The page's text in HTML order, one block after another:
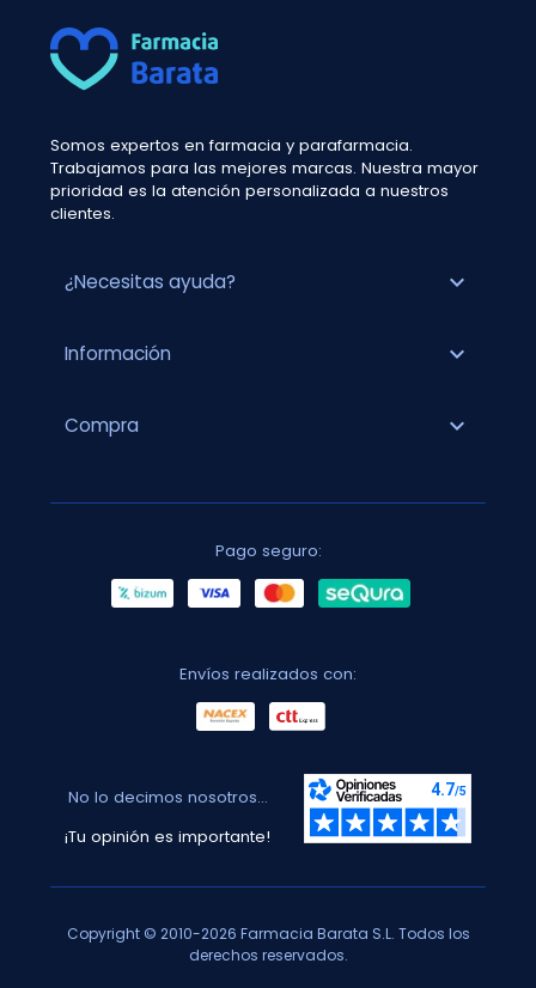
Somos expertos en farmacia y parafarmacia.
Trabajamos para las mejores marcas. Nuestra mayor
prioridad es la atención personalizada a nuestros
clientes.
¿Necesitas ayuda? expand_more
Información expand_more
Compra expand_more
Pago seguro:
Envíos realizados con:
No lo decimos nosotros...
¡Tu opinión es importante!
Copyright © 2010-2026 Farmacia Barata S.L. Todos los
derechos reservados.